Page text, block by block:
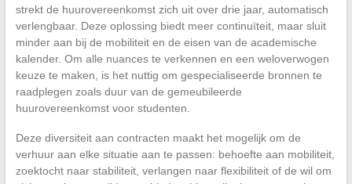
strekt de huurovereenkomst zich uit over drie jaar, automatisch
verlengbaar. Deze oplossing biedt meer continuïteit, maar sluit
minder aan bij de mobiliteit en de eisen van de academische
kalender. Om alle nuances te verkennen en een weloverwogen
keuze te maken, is het nuttig om gespecialiseerde bronnen te
raadplegen zoals duur van de gemeubileerde
huurovereenkomst voor studenten.
Deze diversiteit aan contracten maakt het mogelijk om de
verhuur aan elke situatie aan te passen: behoefte aan mobiliteit,
zoektocht naar stabiliteit, verlangen naar flexibiliteit of de wil om